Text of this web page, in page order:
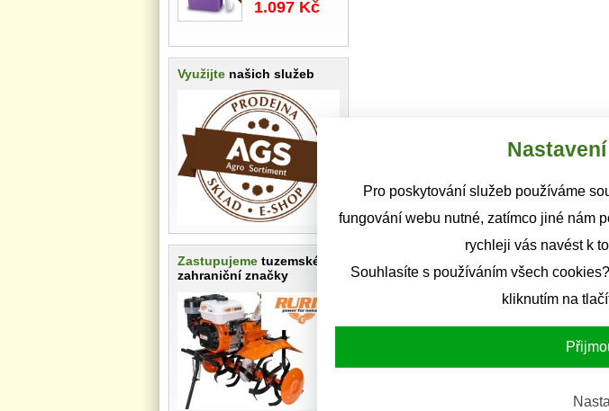
Pro poskytování služeb používáme
fungování webu nutné, zatímco jiné nám
rychleji vás navést k
Souhlasíte s používáním všech
kliknutím na
1.097 Kč
Využijte našich služeb
Zastupujeme tuzemské i
zahraniční značky